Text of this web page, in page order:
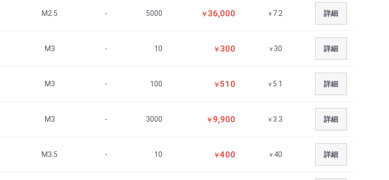
M2.5 - 5000 ￥ 36,000 ￥ 7.2 詳細
M3 - 10 ￥ 300 ￥ 30 詳細
M3 - 100 ￥510 ￥ 5.1 詳細
M3 - 3000 ￥ 9,900 ￥ 3.3 詳細
M3.5 - 10 ￥400 ￥ 40 詳細